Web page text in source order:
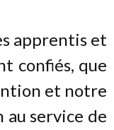
apprentis et
confiés, que
et notre
au service de